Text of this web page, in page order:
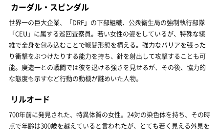
カーダル・スピンダル
世界一の巨大企業、「DRF」の下部組織、公衆衛生局の強制執行部隊
「CEU」に属する巡回査察員。若い女性の姿をしているが、特殊な繊
維で全身を包み込むことで戦闘形態を構える。強力なバリアを張った
り衝撃をぶつけたりする能力を持ち、針を射出して攻撃することも可
能。庚造一との戦闘では彼を退ける強さを見せるが、その後、協力的
な態度も示すなど行動の動機が謎めいた人物。
リルオード
700年前に発見された、特異体質の女性。24対の染色体を持ち、その時
点で年齢は300歳を越えていると言われたが、とても若く見える外見を